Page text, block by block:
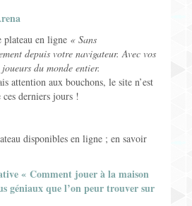
plateau en ligne « Sans
depuis votre navigateur. Avec vos
du monde entier.
attention aux bouchons, le site n’est
ces derniers jours !
disponibles en ligne ; en savoir
« Comment jouer à la maison
géniaux que l’on peur trouver sur